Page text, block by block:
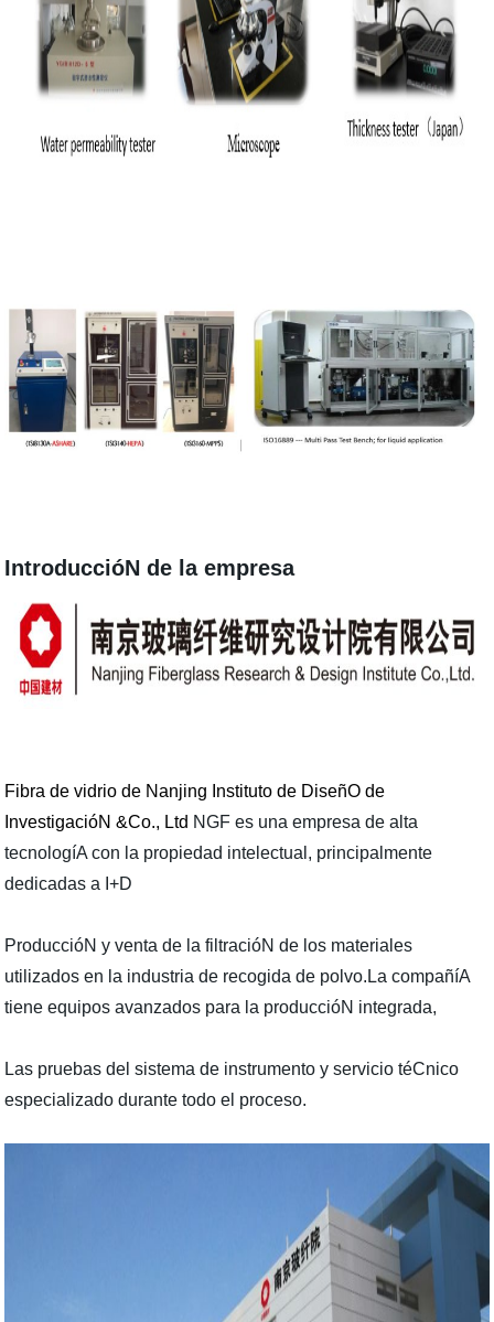
IntroduccióN de la empresa
Fibra de vidrio de Nanjing Instituto de DiseñO de
InvestigacióN &Co., Ltd NGF es una empresa de alta
tecnologíA con la propiedad intelectual, principalmente
dedicadas a I+D
ProduccióN y venta de la filtracióN de los materiales
utilizados en la industria de recogida de polvo.La compañíA
tiene equipos avanzados para la produccióN integrada,
Las pruebas del sistema de instrumento y servicio téCnico
especializado durante todo el proceso.